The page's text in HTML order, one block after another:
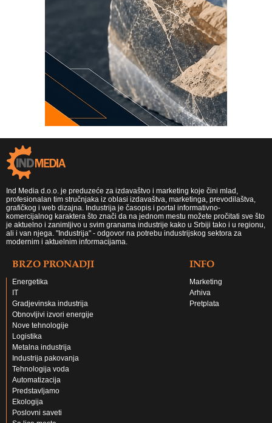
Ind Media d.o.o. je preduzeće za izdavaštvo i marketing koje čini mlad,
profesionalan tim stručnjaka iz oblasi izdavaštva, marketinga, prevodilaštva,
grafičkog i web dizajna. Industrija je časopis i portal informativno-
komercijalnog karaktera što znači da na jednom mestu možete pročitati sve što
je aktuelno i zanimljivo u svim granama industrije kako u Srbiji tako i u regionu,
ali i van njega. "Industrija" - odgovor na potrebu industrijskog sektora za
modernim i aktuelnim informacijama.
BRZO PRONADJI
Energetika
IT
Gradjevinska industrija
Obnovljivi izvori energije
Nove tehnologije
Logistika
Metalna industrija
Industrija pakovanja
Tehnologija voda
Automatizacija
Predstavljamo
Ekologija
Poslovni saveti
INFO
Marketing
Arhiva
Pretplata